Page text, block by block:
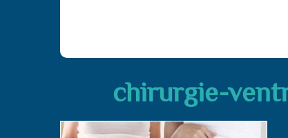
chirurgie-